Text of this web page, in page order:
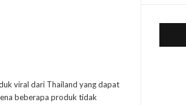
viral dari Thailand yang dapat
beberapa produk tidak